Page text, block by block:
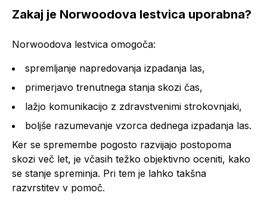
Zakaj je Norwoodova lestvica uporabna?
Norwoodova lestvica omogoča:
spremljanje napredovanja izpadanja las,
primerjavo trenutnega stanja skozi čas,
lažjo komunikacijo z zdravstvenimi strokovnjaki,
boljše razumevanje vzorca dednega izpadanja las.
Ker se spremembe pogosto razvijajo postopoma
skozi več let, je včasih težko objektivno oceniti, kako
se stanje spreminja. Pri tem je lahko takšna
razvrstitev v pomoč.